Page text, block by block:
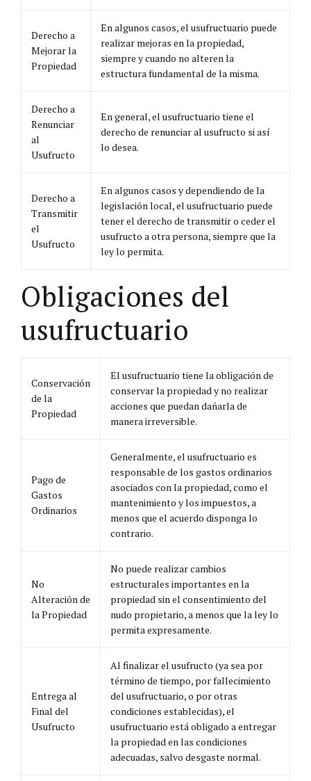
Derecho a
Mejorar la
Propiedad
En algunos casos, el usufructuario puede
realizar mejoras en la propiedad,
siempre y cuando no alteren la
estructura fundamental de la misma.
Derecho a
Renunciar
al
Usufructo
En general, el usufructuario tiene el
derecho de renunciar al usufructo si así
lo desea.
Derecho a
Transmitir
el
Usufructo
En algunos casos y dependiendo de la
legislación local, el usufructuario puede
tener el derecho de transmitir o ceder el
usufructo a otra persona, siempre que la
ley lo permita.
Obligaciones del
usufructuario
Conservación
de la
Propiedad
El usufructuario tiene la obligación de
conservar la propiedad y no realizar
acciones que puedan dañarla de
manera irreversible.
Pago de
Gastos
Ordinarios
Generalmente, el usufructuario es
responsable de los gastos ordinarios
asociados con la propiedad, como el
mantenimiento y los impuestos, a
menos que el acuerdo disponga lo
contrario.
No
Alteración de
la Propiedad
No puede realizar cambios
estructurales importantes en la
propiedad sin el consentimiento del
nudo propietario, a menos que la ley lo
permita expresamente.
Entrega al
Final del
Usufructo
Al finalizar el usufructo (ya sea por
término de tiempo, por fallecimiento
del usufructuario, o por otras
condiciones establecidas), el
usufructuario está obligado a entregar
la propiedad en las condiciones
adecuadas, salvo desgaste normal.